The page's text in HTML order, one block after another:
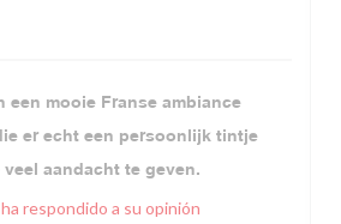
een mooie Franse ambiance
er echt een persoonlijk tintje
aandacht te geven.
ha respondido a su opinión